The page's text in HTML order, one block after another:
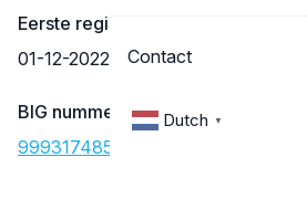
Contact
Dutch ▼
Eerste registratie
01-12-2022
BIG nummer
99931748502